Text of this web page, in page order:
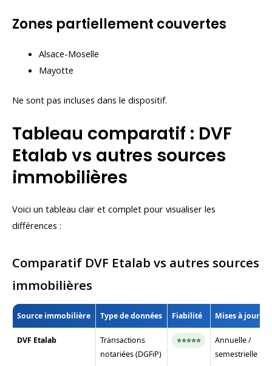
Zones partiellement couvertes
Alsace-Moselle
Mayotte
Ne sont pas incluses dans le dispositif.
Tableau comparatif : DVF
Etalab vs autres sources
immobilières
Voici un tableau clair et complet pour visualiser les
différences :
Comparatif DVF Etalab vs autres sources
immobilières
Source immobilière Type de données Fiabilité Mises à jour
DVF Etalab
Transactions
notariées (DGFiP)
⭐⭐⭐⭐⭐
Annuelle /
semestrielle